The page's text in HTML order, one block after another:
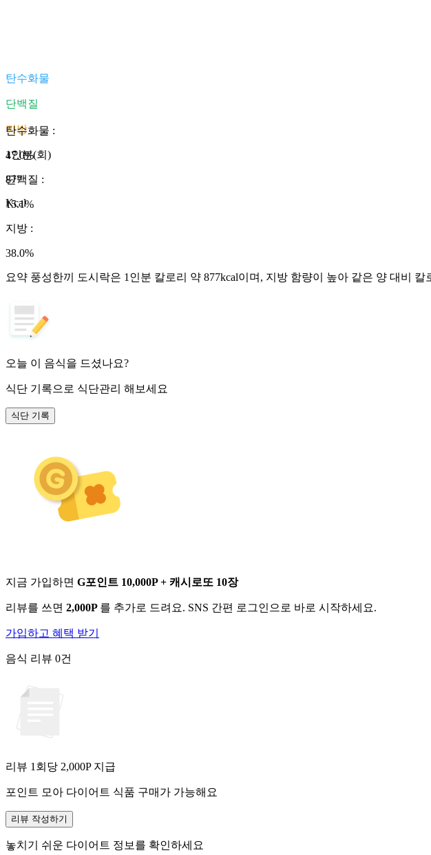
탄수화물
단백질
지방
1인분(회)
877
Kcal
탄수화물 :
47.0%
단백질 :
15.1%
지방 :
38.0%
요약 풍성한끼 도시락은 1인분 칼로리 약 877kcal이며, 지방 함량이 높아 같은 양 대비 칼
오늘 이 음식을 드셨나요?
식단 기록으로 식단관리 해보세요
식단 기록
지금 가입하면 G포인트 10,000P + 캐시로또 10장
리뷰를 쓰면 2,000P 를 추가로 드려요. SNS 간편 로그인으로 바로 시작하세요.
가입하고 혜택 받기
음식 리뷰 0건
리뷰 1회당 2,000P 지급
포인트 모아 다이어트 식품 구매가 가능해요
리뷰 작성하기
놓치기 쉬운 다이어트 정보를 확인하세요